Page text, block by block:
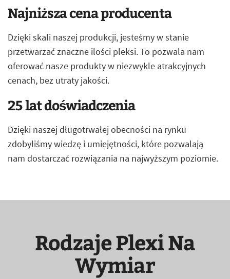
Najniższa cena producenta
Dzięki skali naszej produkcji, jesteśmy w stanie
przetwarzać znaczne ilości pleksi. To pozwala nam
oferować nasze produkty w niezwykle atrakcyjnych
cenach, bez utraty jakości.
25 lat doświadczenia
Dzięki naszej długotrwałej obecności na rynku
zdobyliśmy wiedzę i umiejętności, które pozwalają
nam dostarczać rozwiązania na najwyższym poziomie.
Rodzaje Plexi Na
Wymiar